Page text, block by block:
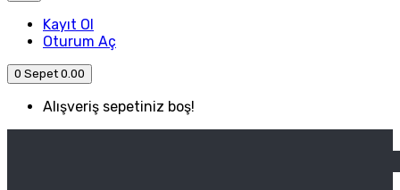
Kayıt Ol
Oturum Aç
0 Sepet 0.00
Alışveriş sepetiniz boş!